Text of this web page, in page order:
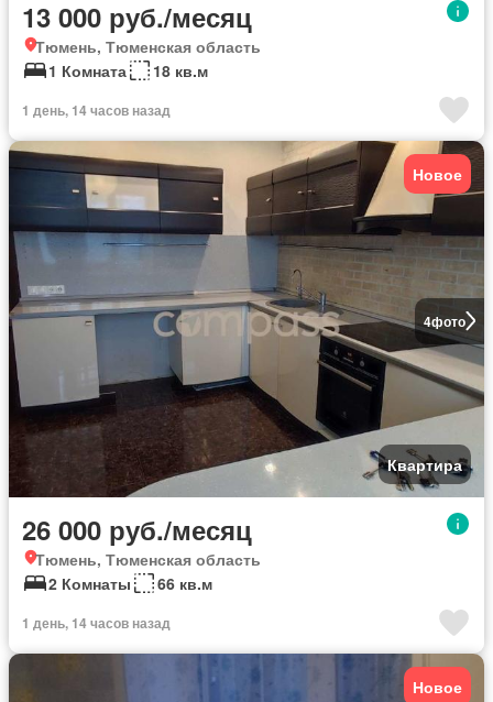
13 000 руб./месяц
Тюмень, Тюменская область
1 Комната
18 кв.м
1 день, 14 часов назад
4фото
Новое
Квартира
26 000 руб./месяц
Тюмень, Тюменская область
2 Комнаты
66 кв.м
1 день, 14 часов назад
Новое